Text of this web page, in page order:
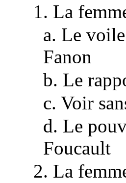
1. La
a. Le
Fanon
b. Le
c. Voir
d. Le
Foucault
2. La